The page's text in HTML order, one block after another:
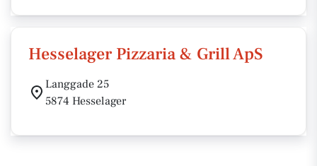
Hesselager Pizzaria & Grill ApS
Langgade 25
5874 Hesselager